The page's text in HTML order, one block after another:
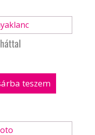
teszem